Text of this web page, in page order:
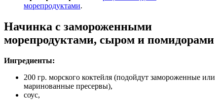
морепродуктами.
Начинка с замороженными
морепродуктами, сыром и помидорами
Ингредиенты:
200 гр. морского коктейля (подойдут замороженные или
маринованные пресервы),
соус,